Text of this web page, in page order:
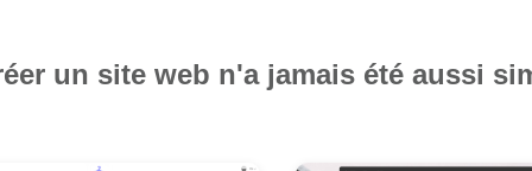
un site web n'a jamais été aussi